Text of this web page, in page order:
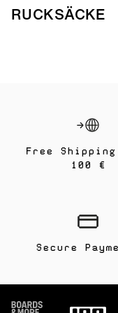
RUCKSÄCKE
Free
100 €
Secure
Footer